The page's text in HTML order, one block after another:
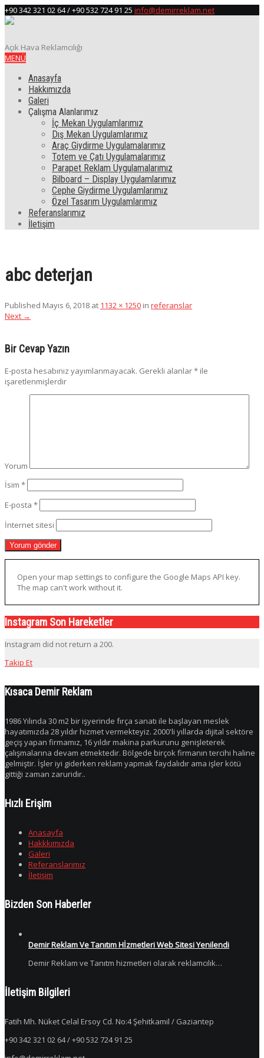
+90 342 321 02 64 / +90 532 724 91 25 info@demirreklam.net
Açık Hava Reklamcılığı
MENÜ
Anasayfa
Hakkımızda
Galeri
Çalışma Alanlarımız
İç Mekan Uygulamlarımız
Dış Mekan Uygulamlarımız
Araç Giydirme Uygulamalarımız
Totem ve Çatı Uygulamalarımız
Parapet Reklam Uygulamalarımız
Bilboard – Display Uygulamlarımız
Cephe Giydirme Uygulamlarımız
Özel Tasarım Uygulamlarımız
Referanslarımız
İletişim
abc deterjan
Published Mayıs 6, 2018 at 1132 × 1250 in referanslar
Next →
Bir Cevap Yazın
E-posta hesabınız yayımlanmayacak. Gerekli alanlar* ile
işaretlenmişlerdir
Yorum
İsim *
E-posta *
İnternet sitesi
Open your map settings to configure the Google Maps API key.
The map can't work without it.
Instagram Son Hareketler
Instagram did not return a 200.
Takip Et
Kısaca Demir Reklam
1986 Yılında 30 m2 bir işyerinde fırça sanatı ile başlayan meslek
hayatımızda 28 yıldır hizmet vermekteyiz. 2000'li yıllarda dijital sektöre
geçiş yapan firmamız, 16 yıldır makina parkurunu genişleterek
çalışmalarına devam etmektedir. Bölgede birçok firmanın tercihi haline
gelmiştir. İşler iyi giderken reklam yapmak faydalıdır ama işler kötü
gittiği zaman zaruridir..
Hızlı Erişim
Anasayfa
Hakkkımızda
Galeri
Referanslarımız
İletişim
Bizden Son Haberler
Demir Reklam Ve Tanıtım Hİzmetleri Web Sitesi Yenilendi
Demir Reklam ve Tanıtm hizmetleri olarak reklamcılık…
İletişim Bilgileri
Fatih Mh. Nüket Celal Ersoy Cd. No:4 Şehitkamil / Gaziantep
+90 342 321 02 64 / +90 532 724 91 25